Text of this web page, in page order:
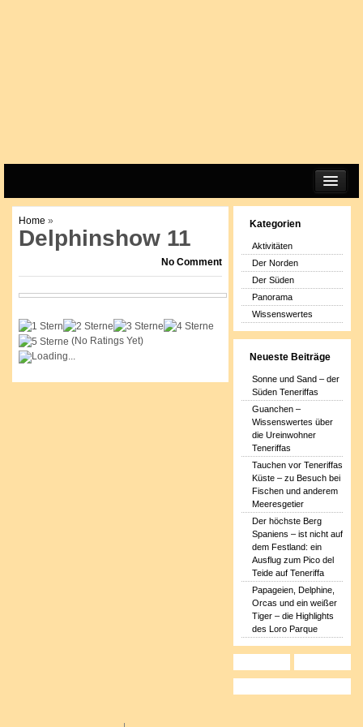
START
IMPRESSUM
DATENSCHUTZERKLÄRUNG
Home »
Delphinshow 11
No Comment
(No Ratings Yet)
Loading...
Kategorien
Aktivitäten
Der Norden
Der Süden
Panorama
Wissenswertes
Neueste Beiträge
Sonne und Sand – der
Süden Teneriffas
Guanchen –
Wissenswertes über
die Ureinwohner
Teneriffas
Tauchen vor Teneriffas
Küste – zu Besuch bei
Fischen und anderem
Meeresgetier
Der höchste Berg
Spaniens – ist nicht auf
dem Festland: ein
Ausflug zum Pico del
Teide auf Teneriffa
Papageien, Delphine,
Orcas und ein weißer
Tiger – die Highlights
des Loro Parque